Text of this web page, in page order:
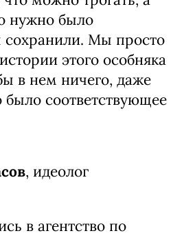
нужно было
сохранили. Мы просто
этого особняка
в нем ничего, даже
было соответствующее
, идеолог
в агентство по